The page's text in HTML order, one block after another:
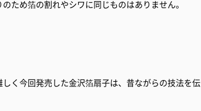
ため箔の割れやシワに同じものはありません。
く今回発売した金沢箔扇子は、昔ながらの技法を伝